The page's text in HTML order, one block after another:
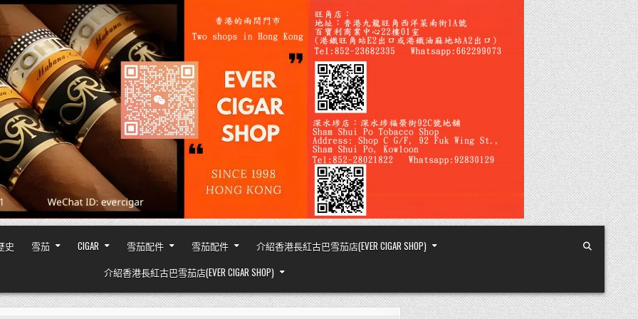
史 雪茄 CIGAR 雪茄配件 雪茄配件
介紹香港長紅古巴雪茄店(EVER CIGAR SHOP)
介紹香港長紅古巴雪茄店(EVER CIGAR SHOP)